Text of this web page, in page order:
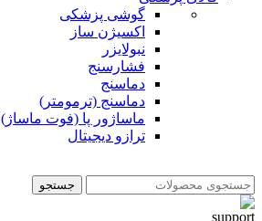
گوشی پزشکی
اکسیژن ساز
نبولایزر
فشارسنج
دماسنج
دماسنج (ترمومتر)
ماساژور پا (فوت ماساژ)
ترازو دیجیتال
جستجو